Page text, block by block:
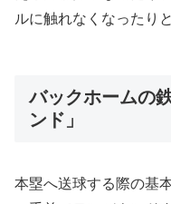
ルに触れなくなったり
バックホームの
ンド」
本塁へ送球する際の基